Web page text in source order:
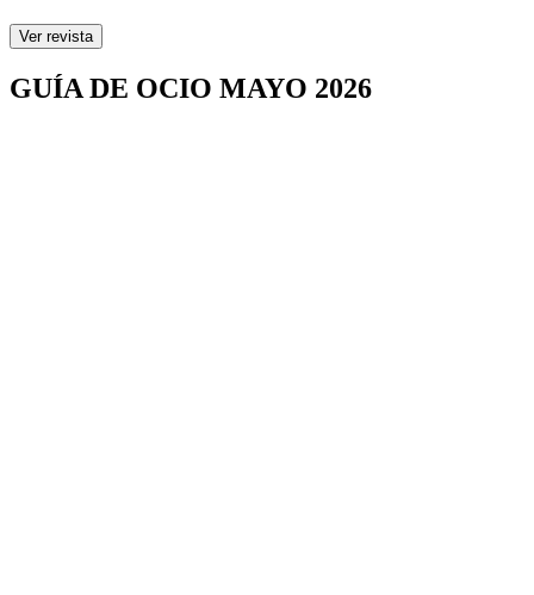
Ver revista
GUÍA DE OCIO MAYO 2026